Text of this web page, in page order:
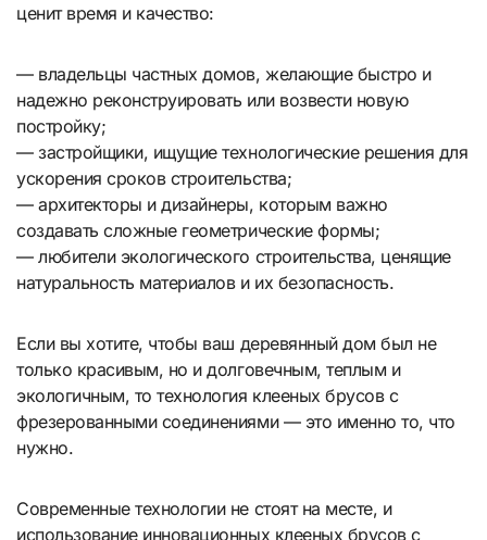
ценит время и качество:
— владельцы частных домов, желающие быстро и
надежно реконструировать или возвести новую
постройку;
— застройщики, ищущие технологические решения для
ускорения сроков строительства;
— архитекторы и дизайнеры, которым важно
создавать сложные геометрические формы;
— любители экологического строительства, ценящие
натуральность материалов и их безопасность.
Если вы хотите, чтобы ваш деревянный дом был не
только красивым, но и долговечным, теплым и
экологичным, то технология клееных брусов с
фрезерованными соединениями — это именно то, что
нужно.
Современные технологии не стоят на месте, и
использование инновационных клееных брусов с